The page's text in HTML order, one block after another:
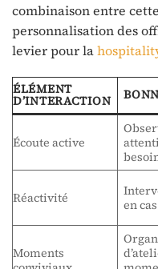
combinaison entre
personnalisation des
levier pour la
ÉLÉMENT
D’INTERACTION
Écoute active
Réactivité
en
Moments